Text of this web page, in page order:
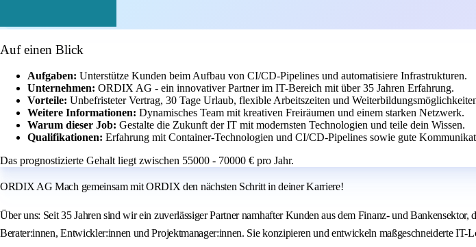
Auf einen Blick
Aufgaben: Unterstütze Kunden beim Aufbau von CI/CD-Pipelines und automatisiere Infrastrukturen.
Unternehmen: ORDIX AG - ein innovativer Partner im IT-Bereich mit über 35 Jahren Erfahrung.
Vorteile: Unbefristeter Vertrag, 30 Tage Urlaub, flexible Arbeitszeiten und
Weitere Informationen: Dynamisches Team mit kreativen Freiräumen und einem starken Netzwerk.
Warum dieser Job: Gestalte die Zukunft der IT mit modernsten Technologien und teile dein Wissen.
Qualifikationen: Erfahrung mit Container-Technologien und CI/CD-Pipelines sowie gute
Das prognostizierte Gehalt liegt zwischen 55000 - 70000 € pro Jahr.
ORDIX AG Mach gemeinsam mit ORDIX den nächsten Schritt in deiner Karriere!
Über uns: Seit 35 Jahren sind wir ein zuverlässiger Partner namhafter Kunden aus dem Finanz- und
Berater:innen, Entwickler:innen und Projektmanager:innen. Sie konzipieren und entwickeln maßgeschneiderte